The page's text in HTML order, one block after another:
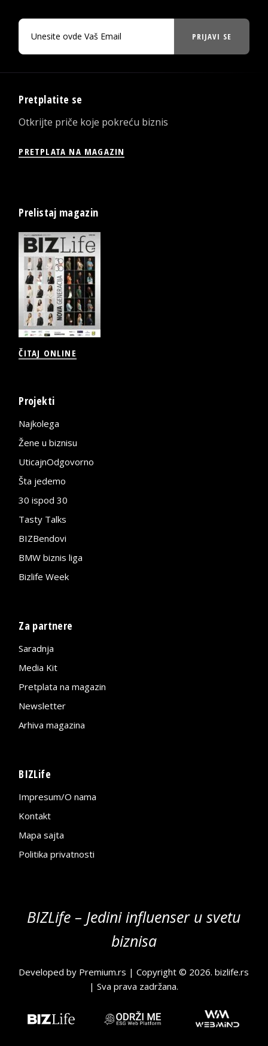
PRIJAVI SE
Pretplatite se
Otkrijte priče koje pokreću biznis
PRETPLATA NA MAGAZIN
Prelistaj magazin
ČITAJ ONLINE
Projekti
Najkolega
Žene u biznisu
UticajnOdgovorno
Šta jedemo
30 ispod 30
Tasty Talks
BIZBendovi
BMW biznis liga
Bizlife Week
Za partnere
Saradnja
Media Kit
Pretplata na magazin
Newsletter
Arhiva magazina
BIZLife
Impresum/O nama
Kontakt
Mapa sajta
Politika privatnosti
BIZLife – Jedini influenser u svetu
biznisa
Developed by Premium.rs | Copyright © 2026.bizlife.rs
| Sva prava zadržana.